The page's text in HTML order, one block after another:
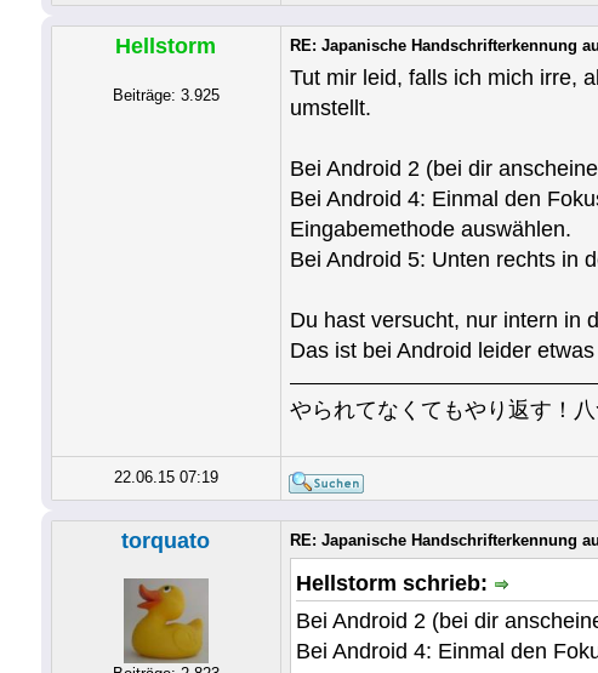
Hellstorm
Beiträge: 3.925
RE: Japanische Handschrifterkennung
Tut mir leid, falls ich mich irre,
umstellt.
Bei Android 2 (bei dir
Bei Android 4: Einmal den
Eingabemethode auswählen.
Bei Android 5: Unten rechts in
Du hast versucht, nur intern in
Das ist bei Android leider
やられてなくてもやり返す！八
22.06.15 07:19
torquato RE: Japanische Handschrifterkennung
Hellstorm schrieb:
Bei Android 2 (bei dir
Bei Android 4: Einmal den